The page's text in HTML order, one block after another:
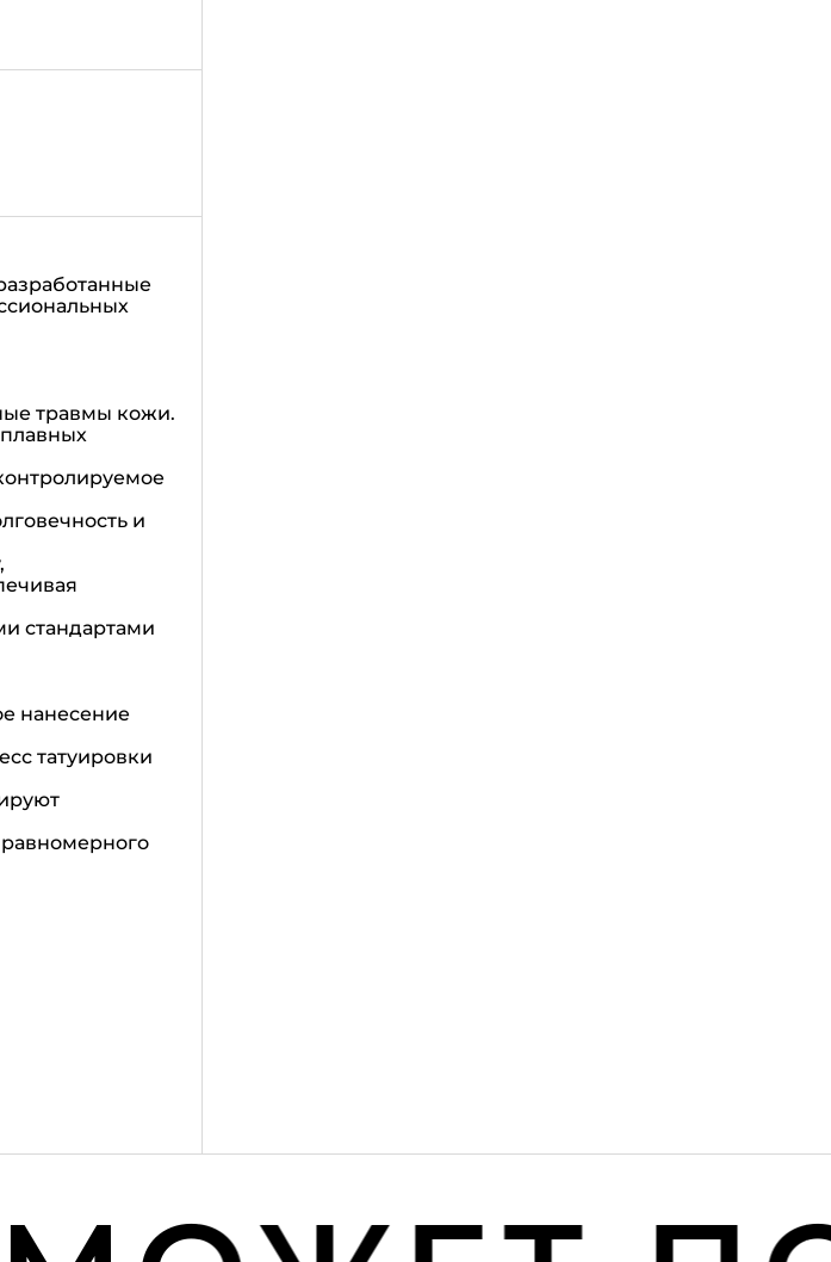
травмы кожи.
и
стандартами
нанесение
татуировки